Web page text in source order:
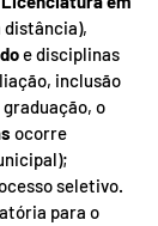
distância),
e disciplinas
inclusão
o
ocorre
seletivo.
para o